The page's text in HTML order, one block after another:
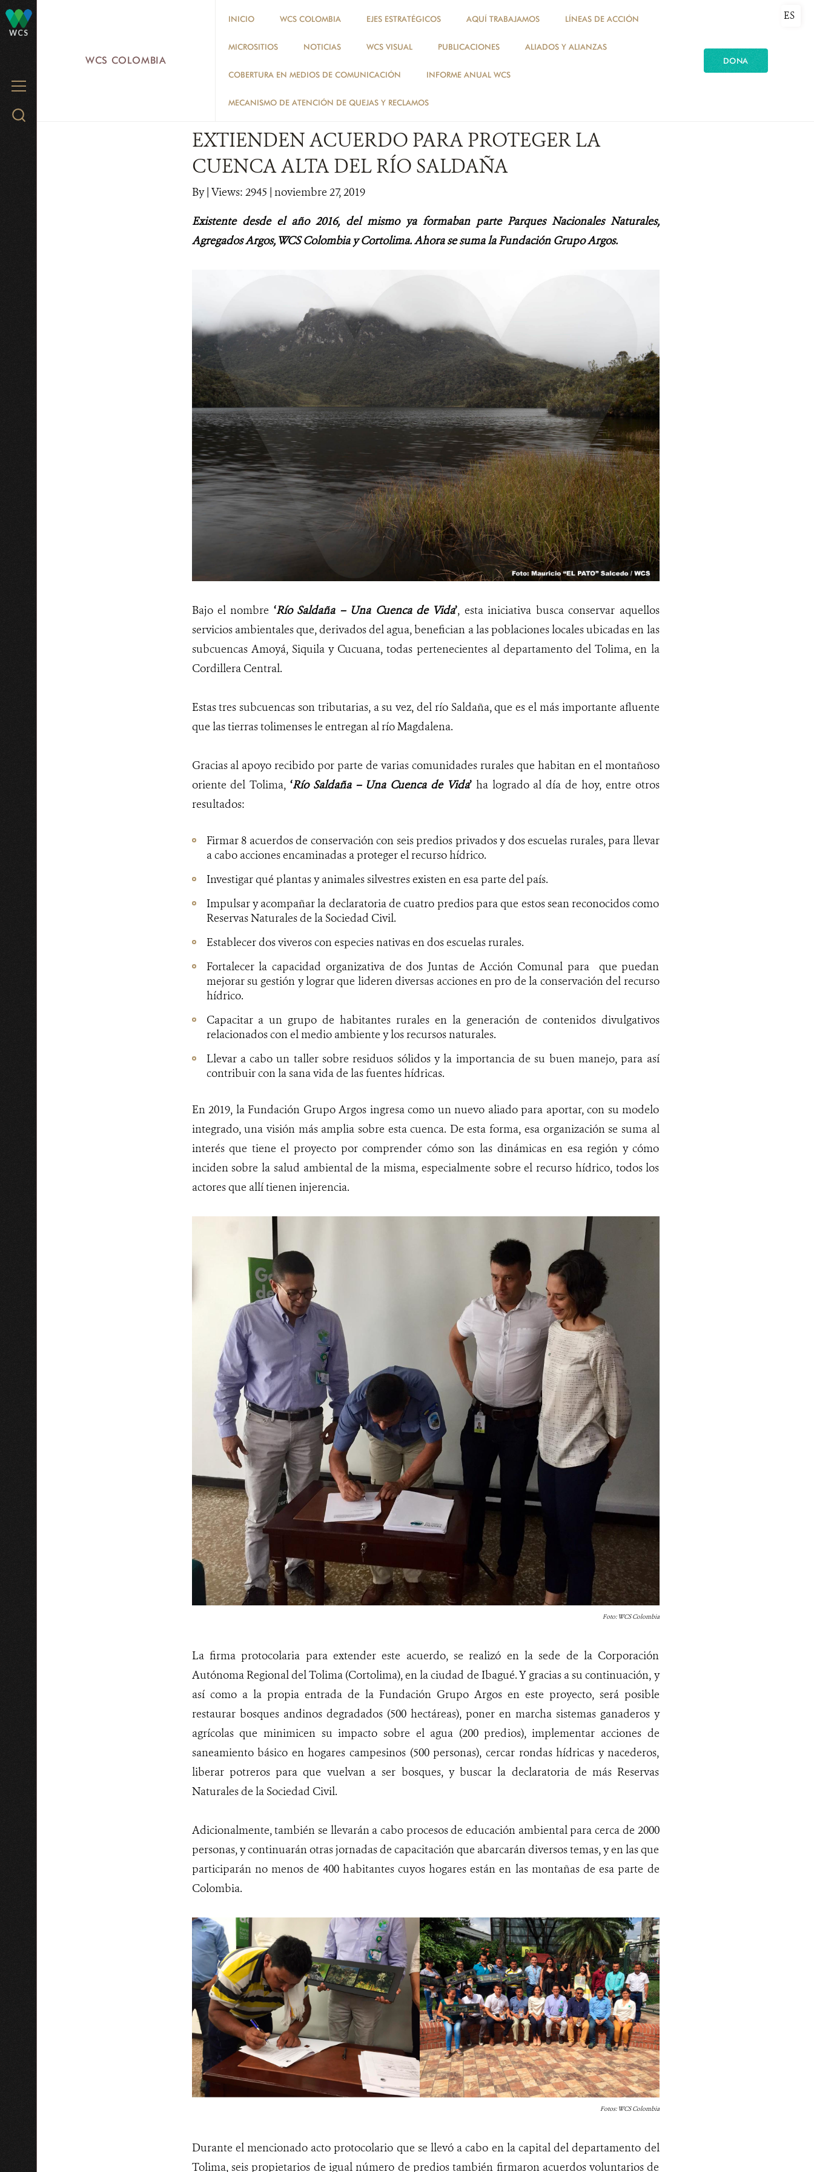
WCS
MENU
Search
WCS COLOMBIA
INICIO WCS COLOMBIA EJES ESTRATÉGICOS AQUÍ TRABAJAMOS LÍNEAS DE ACCIÓN
MICROSITIOS NOTICIAS WCS VISUAL PUBLICACIONES ALIADOS Y ALIANZAS
COBERTURA EN MEDIOS DE COMUNICACIÓN INFORME ANUAL WCS
MECANISMO DE ATENCIÓN DE QUEJAS Y RECLAMOS
DONA
ES
PAISAJES
EXTIENDEN ACUERDO PARA PROTEGER LA
CUENCA ALTA DEL RÍO SALDAÑA
By| Views: 2945 | noviembre 27, 2019
Existente desde el año 2016, del mismo ya formaban parte Parques Nacionales Naturales,
Agregados Argos, WCS Colombia y Cortolima.Ahora se suma la Fundación Grupo Argos.
Bajo el nombre ‘Río Saldaña – Una Cuenca de Vida’, esta iniciativa busca conservar aquellos
servicios ambientales que, derivados del agua, benefician a las poblaciones locales ubicadas en las
subcuencas Amoyá, Siquila y Cucuana, todas pertenecientes al departamento del Tolima, en la
Cordillera Central.
Estas tres subcuencas son tributarias, a su vez, del río Saldaña, que es el más importante afluente
que las tierras tolimenses le entregan al río Magdalena.
Gracias al apoyo recibido por parte de varias comunidades rurales que habitan en el montañoso
oriente del Tolima, ‘Río Saldaña – Una Cuenca de Vida’ ha logrado al día de hoy, entre otros
resultados:
Firmar 8 acuerdos de conservación con seis predios privados y dos escuelas rurales, para llevar
a cabo acciones encaminadas a proteger el recurso hídrico.
Investigar qué plantas y animales silvestres existen en esa parte del país.
Impulsar y acompañar la declaratoria de cuatro predios para que estos sean reconocidos como
Reservas Naturales de la Sociedad Civil.
Establecer dos viveros con especies nativas en dos escuelas rurales.
Fortalecer la capacidad organizativa de dos Juntas de Acción Comunal para que puedan
mejorar su gestión y lograr que lideren diversas acciones en pro de la conservación del recurso
hídrico.
Capacitar a un grupo de habitantes rurales en la generación de contenidos divulgativos
relacionados con el medio ambiente y los recursos naturales.
Llevar a cabo un taller sobre residuos sólidos y la importancia de su buen manejo, para así
contribuir con la sana vida de las fuentes hídricas.
En 2019, la Fundación Grupo Argos ingresa como un nuevo aliado para aportar, con su modelo
integrado, una visión más amplia sobre esta cuenca. De esta forma, esa organización se suma al
interés que tiene el proyecto por comprender cómo son las dinámicas en esa región y cómo
inciden sobre la salud ambiental de la misma, especialmente sobre el recurso hídrico, todos los
actores que allí tienen injerencia.
Foto: WCS Colombia
La firma protocolaria para extender este acuerdo, se realizó en la sede de la Corporación
Autónoma Regional del Tolima (Cortolima), en la ciudad de Ibagué. Y gracias a su continuación, y
así como a la propia entrada de la Fundación Grupo Argos en este proyecto, será posible
restaurar bosques andinos degradados (500 hectáreas), poner en marcha sistemas ganaderos y
agrícolas que minimicen su impacto sobre el agua (200 predios), implementar acciones de
saneamiento básico en hogares campesinos (500 personas), cercar rondas hídricas y nacederos,
liberar potreros para que vuelvan a ser bosques, y buscar la declaratoria de más Reservas
Naturales de la Sociedad Civil.
Adicionalmente, también se llevarán a cabo procesos de educación ambiental para cerca de 2000
personas, y continuarán otras jornadas de capacitación que abarcarán diversos temas, y en las que
participarán no menos de 400 habitantes cuyos hogares están en las montañas de esa parte de
Colombia.
Fotos: WCS Colombia
Durante el mencionado acto protocolario que se llevó a cabo en la capital del departamento del
Tolima, seis propietarios de igual número de predios también firmaron acuerdos voluntarios de